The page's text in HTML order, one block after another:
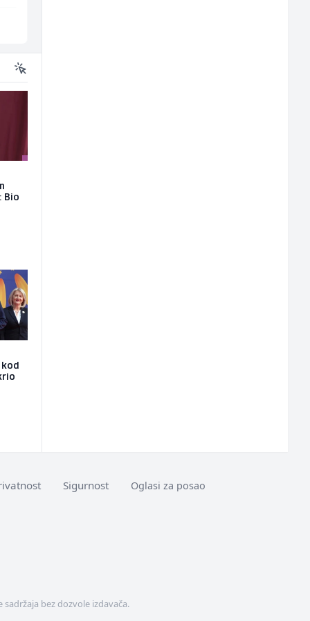
Bio
Sigurnost Oglasi za posao
bez dozvole izdavača.